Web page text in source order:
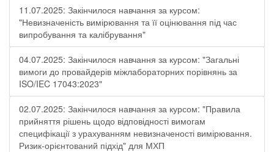
11.07.2025: Закінчилося навчання за курсом:
"Невизначеність вимірювання та її оцінювання під час
випробування та калібрування"
04.07.2025: Закінчилося навчання за курсом: "Загальні
вимоги до провайдерів міжлабораторних порівнянь за
ISO/IEC 17043:2023"
02.07.2025: Закінчилося навчання за курсом: "Правила
прийняття рішень щодо відповідності вимогам
специфікації з урахуванням невизначеності вимірювання.
Ризик-орієнтований підхід" для МХП